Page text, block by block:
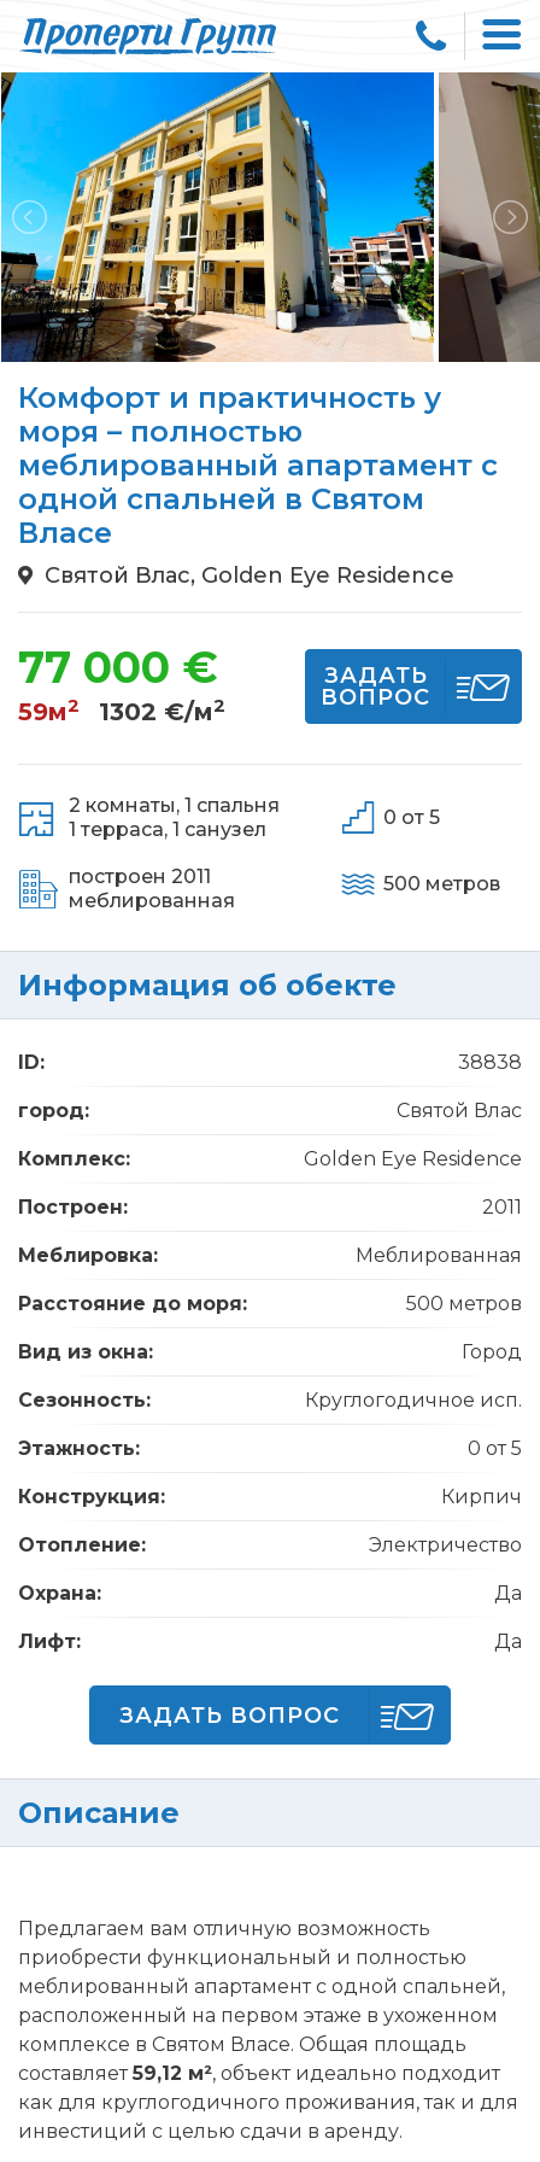
Комфорт и практичность у
моря – полностью
меблированный апартамент с
одной спальней в Святом
Власе
Святой Влас, Golden Eye Residence
77 000 €
59м2 1302 €/м2
ЗАДАТЬ
ВОПРОС
2 комнаты, 1 спальня
1 терраса, 1 санузел
построен 2011
меблированная
0 от 5
500 метров
Информация об обекте
ID: 38838
город: Святой Влас
Комплекс: Golden Eye Residence
Построен: 2011
Меблировка: Меблированная
Расстояние до моря: 500 метров
Вид из окна: Город
Сезонность: Круглогодичное исп.
Этажность: 0 от 5
Конструкция: Кирпич
Отопление: Электричество
Охрана: Да
Лифт: Да
ЗАДАТЬ ВОПРОС
Описание
Предлагаем вам отличную возможность
приобрести функциональный и полностью
меблированный апартамент с одной спальней,
расположенный на первом этаже в ухоженном
комплексе в Святом Власе. Общая площадь
составляет59,12 м², объект идеально подходит
как для круглогодичного проживания, так и для
инвестиций с целью сдачи в аренду.